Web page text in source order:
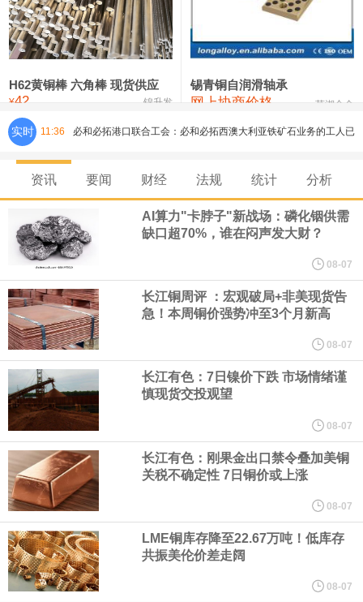
铸造铝合金锭(ZLD104) 24,300—24,500 24,400
压铸锌合金锭 26,500—26,700
氯化镍 38,300—40,300 39,300 0
H62黄铜棒 六角棒 现货供应
¥42 锦升发
锡青铜自润滑轴承
网上协商价格 芜湖合金
实时 11:36 必和必拓港口联合工会：必和必拓西澳大利亚铁矿石业务的工人已
通知，将于8月9日实施24小时停工。
8月7日，宇树科技董事长王兴兴网上路演时表示，报告期内，公司
研发费用金额分别为4,995.18万元、7,001.70万元、14,496.56万
元，最近3年复合增长率达70.36%，呈快速增长趋势，并形成多项
核心技术和知识产权。截至2026年1月31日，公司拥有262项专利权
（含境内发明专利20项）。
纽约期银日内涨4%，现报64.08美元/盎司。
宇树科技董事长、总经理兼首席技术官王兴兴在网上路演时表示，
经过多年研发创新和技术积累，公司逐步形成了包括一体化关节集
成技术、高紧凑度机器人身体集成技术、机器人激光雷达全自研核
心技术等多项已商业化应用的核心技术并已应用于公司的高性能通
资讯 要闻 财经 法规 统计 分析
AI算力"卡脖子"新战场：磷化铟供需
缺口超70%，谁在闷声发大财？
08-07
长江铜周评 ：宏观破局+非美现货告
急！本周铜价强势冲至3个月新高
08-07
长江有色：7日镍价下跌 市场情绪谨
慎现货交投观望
08-07
长江有色：刚果金出口禁令叠加美铜
关税不确定性 7日铜价或上涨
08-07
LME铜库存降至22.67万吨！低库存
共振美伦价差走阔
08-07